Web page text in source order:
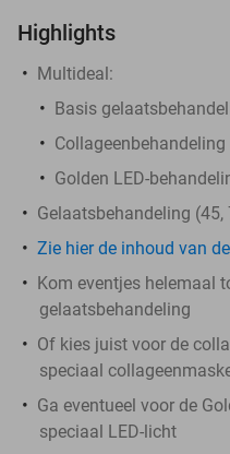
Highlights
Multideal:
Basis
Golden LED-
Gelaatsbehandeling
Zie hier de inhoud van
Kom eventjes helemaal
gelaatsbehandeling
Of kies juist voor de
speciaal
Ga eventueel voor de
speciaal LED-licht